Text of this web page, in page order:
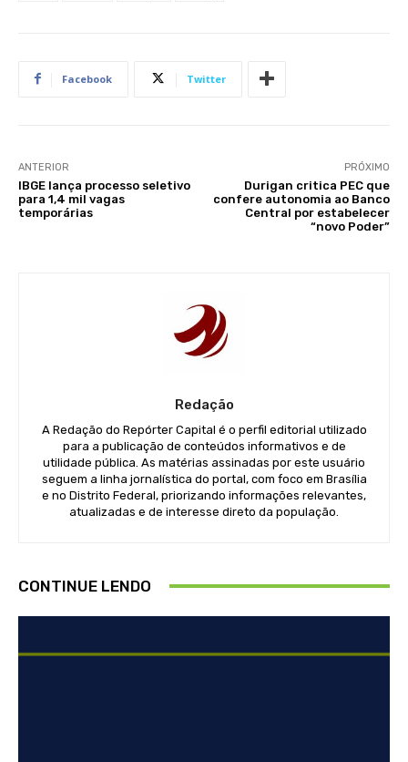
Facebook Twitter
ANTERIOR
IBGE lança processo seletivo
para 1,4 mil vagas
temporárias
PRÓXIMO
Durigan critica PEC que
confere autonomia ao Banco
Central por estabelecer
“novo Poder”
Redação
A Redação do Repórter Capital é o perfil editorial utilizado
para a publicação de conteúdos informativos e de
utilidade pública. As matérias assinadas por este usuário
seguem a linha jornalística do portal, com foco em Brasília
e no Distrito Federal, priorizando informações relevantes,
atualizadas e de interesse direto da população.
CONTINUE LENDO